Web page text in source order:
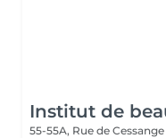
Institut de
55-55A, Rue de Cessange